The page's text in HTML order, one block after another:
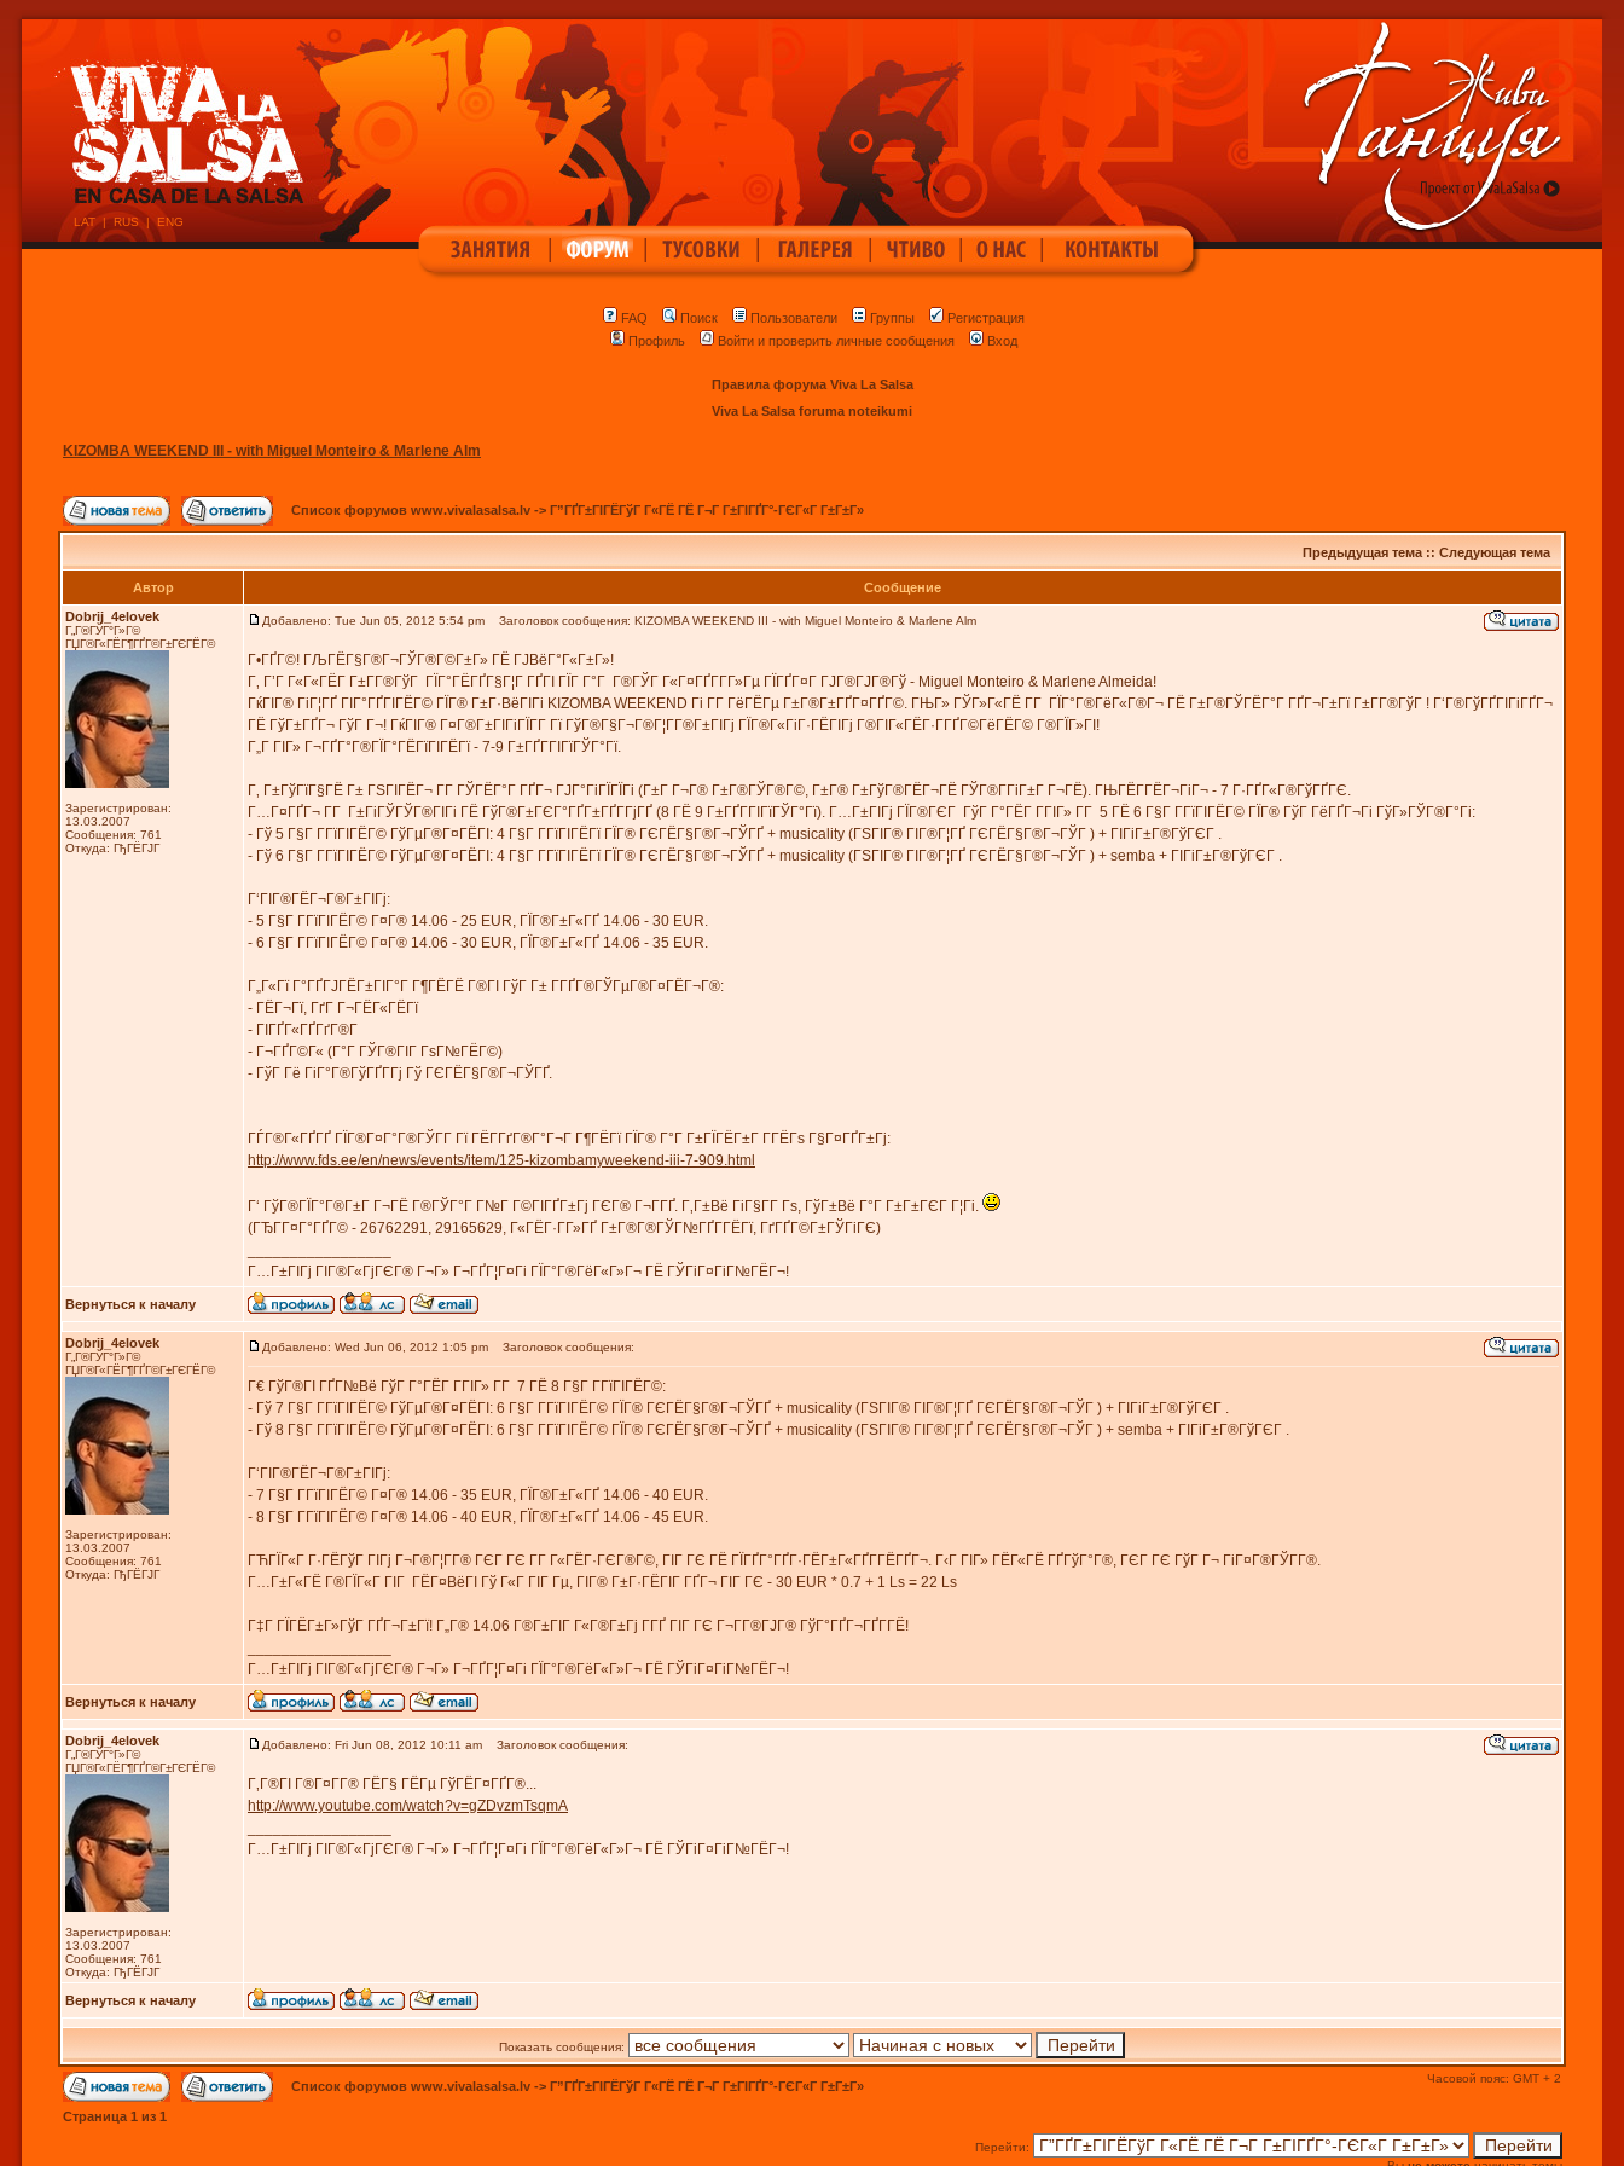
LAT | RUS | ENG
| | | | | |
FAQ Поиск Пользователи Группы
Регистрация
Профиль
Войти и проверить личные сообщения Вход
Правила форума Viva La Salsa
Viva La Salsa foruma noteikumi
KIZOMBA WEEKEND III - with Miguel Monteiro & Marlene Alm
Список форумов www.vivalasalsa.lv -> Г”ГҐГ±ГІГЁГўГ Г«ГЁ ГЁ Г¬Г Г±ГІГҐГ°-ГЄГ«Г Г±Г±Г»
Предыдущая тема :: Следующая тема
Автор
Сообщение
Dobrij_4elovek
Г„Г®ГЎГ°Г»Г©
ГЏГ®Г«ГЁГ¶ГҐГ©Г±ГЄГЁГ©
Зарегистрирован:
13.03.2007
Сообщения: 761
Откуда: ГђГЁГЈГ
Добавлено: Tue Jun 05, 2012 5:54 pm Заголовок сообщения: KIZOMBA WEEKEND III - with Miguel Monteiro & Marlene Alm
Г•ГҐГ©! ГЉГЁГ§Г®Г¬ГЎГ®Г©Г±Г» ГЁ ГЈВёГ°Г«Г±Г»!
Г‚ Г’Г Г«Г«ГЁГ­ Г±Г­Г®ГўГ ГЇГ°ГЁГҐГ§Г¦Г ГҐГІ ГЇГ Г°Г Г®ГЎГ Г«Г¤ГҐГ­Г­Г»Гµ ГЇГҐГ¤Г ГЈГ®ГЈГ®Гў - Miguel Monteiro & Marlene Almeida!
ГќГІГ® ГіГ¦ГҐ ГІГ°ГҐГІГЁГ© ГЇГ® Г±Г·ВёГІГі KIZOMBA WEEKEND Гі Г­Г ГёГЁГµ Г±Г®Г±ГҐГ¤ГҐГ©. ГЊГ» ГЎГ»Г«ГЁ Г­Г ГЇГ°Г®ГёГ«Г®Г¬ ГЁ Г±Г®ГЎГЁГ°Г ГҐГ¬Г±Гї Г±Г­Г®ГўГ ! Г‘Г®ГўГҐГІГіГҐГ¬
ГЁ ГўГ±ГҐГ¬ ГўГ Г¬! ГќГІГ® Г¤Г®Г±ГІГіГЇГ­Г Гї ГўГ®Г§Г¬Г®Г¦Г­Г®Г±ГІГј ГЇГ®Г«ГіГ·ГЁГІГј Г®ГІГ«ГЁГ·Г­ГҐГ©ГёГЁГ© Г®ГЇГ»ГІ!
Г„Г ГІГ» Г¬ГҐГ°Г®ГЇГ°ГЁГїГІГЁГї - 7-9 Г±ГҐГ­ГІГїГЎГ°Гї.
Г‚ Г±ГўГїГ§ГЁ Г± ГЅГІГЁГ¬ Г­Г ГЎГЁГ°Г ГҐГ¬ ГЈГ°ГіГЇГЇГі (Г±Г Г¬Г® Г±Г®ГЎГ®Г©, Г±Г® Г±ГўГ®ГЁГ¬ГЁ ГЎГ®Г­ГіГ±Г Г¬ГЁ). ГЊГЁГ­ГЁГ¬ГіГ¬ - 7 Г·ГҐГ«Г®ГўГҐГЄ.
Г…Г¤ГҐГ¬ Г­Г Г±ГіГЎГЎГ®ГІГі ГЁ ГўГ®Г±ГЄГ°ГҐГ±ГҐГ­ГјГҐ (8 ГЁ 9 Г±ГҐГ­ГІГїГЎГ°Гї). Г…Г±ГІГј ГЇГ®ГЄГ ГўГ Г°ГЁГ Г­ГІГ» Г­Г 5 ГЁ 6 Г§Г Г­ГїГІГЁГ© ГЇГ® ГўГ ГёГҐГ¬Гі ГўГ»ГЎГ®Г°Гі:
- Гў 5 Г§Г Г­ГїГІГЁГ© ГўГµГ®Г¤ГЁГІ: 4 Г§Г Г­ГїГІГЁГї ГЇГ® ГЄГЁГ§Г®Г¬ГЎГҐ + musicality (ГЅГІГ® ГІГ®Г¦ГҐ ГЄГЁГ§Г®Г¬ГЎГ ) + ГІГіГ±Г®ГўГЄГ .
- Гў 6 Г§Г Г­ГїГІГЁГ© ГўГµГ®Г¤ГЁГІ: 4 Г§Г Г­ГїГІГЁГї ГЇГ® ГЄГЁГ§Г®Г¬ГЎГҐ + musicality (ГЅГІГ® ГІГ®Г¦ГҐ ГЄГЁГ§Г®Г¬ГЎГ ) + semba + ГІГіГ±Г®ГўГЄГ .
Г‘ГІГ®ГЁГ¬Г®Г±ГІГј:
- 5 Г§Г Г­ГїГІГЁГ© Г¤Г® 14.06 - 25 EUR, ГЇГ®Г±Г«ГҐ 14.06 - 30 EUR.
- 6 Г§Г Г­ГїГІГЁГ© Г¤Г® 14.06 - 30 EUR, ГЇГ®Г±Г«ГҐ 14.06 - 35 EUR.
Г„Г«Гї Г°ГҐГЈГЁГ±ГІГ°Г Г¶ГЁГЁ Г®ГІ ГўГ Г± Г­ГҐГ®ГЎГµГ®Г¤ГЁГ¬Г®:
- ГЁГ¬Гї, ГґГ Г¬ГЁГ«ГЁГї
- ГІГҐГ«ГҐГґГ®Г­
- Г¬ГҐГ©Г« (Г°Г ГЎГ®ГІГ ГѕГ№ГЁГ©)
- ГўГ Гё ГіГ°Г®ГўГҐГ­Гј Гў ГЄГЁГ§Г®Г¬ГЎГҐ.
ГЃГ®Г«ГҐГҐ ГЇГ®Г¤Г°Г®ГЎГ­Г Гї ГЁГ­ГґГ®Г°Г¬Г Г¶ГЁГї ГЇГ® Г°Г Г±ГЇГЁГ±Г Г­ГЁГѕ Г§Г¤ГҐГ±Гј:
http://www.fds.ee/en/news/events/item/125-kizombamyweekend-iii-7-909.html
Г‘ ГўГ®ГЇГ°Г®Г±Г Г¬ГЁ Г®ГЎГ°Г Г№Г Г©ГІГҐГ±Гј ГЄГ® Г¬Г­ГҐ. Г‚Г±Вё ГіГ§Г­Г Гѕ, ГўГ±Вё Г°Г Г±Г±ГЄГ Г¦Гі.
(ГЂГ­Г¤Г°ГҐГ© - 26762291, 29165629, Г«ГЁГ·Г­Г»ГҐ Г±Г®Г®ГЎГ№ГҐГ­ГЁГї, ГґГҐГ©Г±ГЎГіГЄ)
Г…Г±ГІГј ГІГ®Г«ГјГЄГ® Г¬Г» Г¬ГҐГ¦Г¤Гі ГЇГ°Г®ГёГ«Г»Г¬ ГЁ ГЎГіГ¤ГіГ№ГЁГ¬!
Вернуться к началу
Dobrij_4elovek
Г„Г®ГЎГ°Г»Г©
ГЏГ®Г«ГЁГ¶ГҐГ©Г±ГЄГЁГ©
Зарегистрирован:
13.03.2007
Сообщения: 761
Откуда: ГђГЁГЈГ
Добавлено: Wed Jun 06, 2012 1:05 pm Заголовок сообщения:
Г€ ГўГ®ГІ ГҐГ№Вё ГўГ Г°ГЁГ Г­ГІГ» Г­Г 7 ГЁ 8 Г§Г Г­ГїГІГЁГ©:
- Гў 7 Г§Г Г­ГїГІГЁГ© ГўГµГ®Г¤ГЁГІ: 6 Г§Г Г­ГїГІГЁГ© ГЇГ® ГЄГЁГ§Г®Г¬ГЎГҐ + musicality (ГЅГІГ® ГІГ®Г¦ГҐ ГЄГЁГ§Г®Г¬ГЎГ ) + ГІГіГ±Г®ГўГЄГ .
- Гў 8 Г§Г Г­ГїГІГЁГ© ГўГµГ®Г¤ГЁГІ: 6 Г§Г Г­ГїГІГЁГ© ГЇГ® ГЄГЁГ§Г®Г¬ГЎГҐ + musicality (ГЅГІГ® ГІГ®Г¦ГҐ ГЄГЁГ§Г®Г¬ГЎГ ) + semba + ГІГіГ±Г®ГўГЄГ .
Г‘ГІГ®ГЁГ¬Г®Г±ГІГј:
- 7 Г§Г Г­ГїГІГЁГ© Г¤Г® 14.06 - 35 EUR, ГЇГ®Г±Г«ГҐ 14.06 - 40 EUR.
- 8 Г§Г Г­ГїГІГЁГ© Г¤Г® 14.06 - 40 EUR, ГЇГ®Г±Г«ГҐ 14.06 - 45 EUR.
ГЋГЇГ«Г Г·ГЁГўГ ГІГј Г¬Г®Г¦Г­Г® ГЄГ ГЄ Г­Г Г«ГЁГ·ГЄГ®Г©, ГІГ ГЄ ГЁ ГЇГҐГ°ГҐГ·ГЁГ±Г«ГҐГ­ГЁГҐГ¬. Г‹Г ГІГ» ГЁГ«ГЁ ГҐГўГ°Г®, ГЄГ ГЄ ГўГ Г¬ ГіГ¤Г®ГЎГ­Г®.
Г…Г±Г«ГЁ Г®ГЇГ«Г ГІГ ГЁГ¤ВёГІ Гў Г«Г ГІГ Гµ, ГІГ® Г±Г·ГЁГІГ ГҐГ¬ ГІГ ГЄ - 30 EUR * 0.7 + 1 Ls = 22 Ls
Г‡Г ГЇГЁГ±Г»ГўГ ГҐГ¬Г±Гї! Г„Г® 14.06 Г®Г±ГІГ Г«Г®Г±Гј Г­ГҐ ГІГ ГЄ Г¬Г­Г®ГЈГ® ГўГ°ГҐГ¬ГҐГ­ГЁ!
Г…Г±ГІГј ГІГ®Г«ГјГЄГ® Г¬Г» Г¬ГҐГ¦Г¤Гі ГЇГ°Г®ГёГ«Г»Г¬ ГЁ ГЎГіГ¤ГіГ№ГЁГ¬!
Вернуться к началу
Dobrij_4elovek
Г„Г®ГЎГ°Г»Г©
ГЏГ®Г«ГЁГ¶ГҐГ©Г±ГЄГЁГ©
Зарегистрирован:
13.03.2007
Сообщения: 761
Откуда: ГђГЁГЈГ
Добавлено: Fri Jun 08, 2012 10:11 am Заголовок сообщения:
Г‚Г®ГІ Г®Г¤Г­Г® ГЁГ§ ГЁГµ ГўГЁГ¤ГҐГ®...
http://www.youtube.com/watch?v=gZDvzmTsqmA
Г…Г±ГІГј ГІГ®Г«ГјГЄГ® Г¬Г» Г¬ГҐГ¦Г¤Гі ГЇГ°Г®ГёГ«Г»Г¬ ГЁ ГЎГіГ¤ГіГ№ГЁГ¬!
Вернуться к началу
Показать сообщения:
Список форумов www.vivalasalsa.lv -> Г”ГҐГ±ГІГЁГўГ Г«ГЁ ГЁ Г¬Г Г±ГІГҐГ°-ГЄГ«Г Г±Г±Г»
Часовой пояс: GMT + 2
Страница 1 из 1
Перейти: